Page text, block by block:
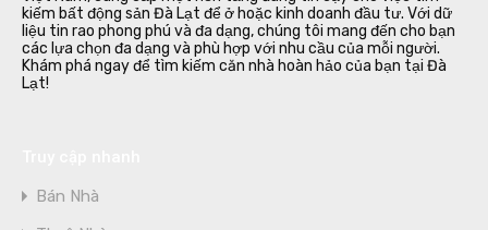
kiếm bất động sản Đà Lạt để ở hoặc kinh doanh đầu tư. Với dữ
liệu tin rao phong phú và đa dạng, chúng tôi mang đến cho bạn
các lựa chọn đa dạng và phù hợp với nhu cầu của mỗi người.
Khám phá ngay để tìm kiếm căn nhà hoàn hảo của bạn tại Đà
Lạt!
Bán Nhà